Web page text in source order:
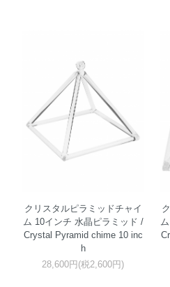
クリスタルピラミッドチャイ
ム 10インチ 水晶ピラミッド /
Crystal Pyramid chime 10 inc
h
28,600円(税2,600円)